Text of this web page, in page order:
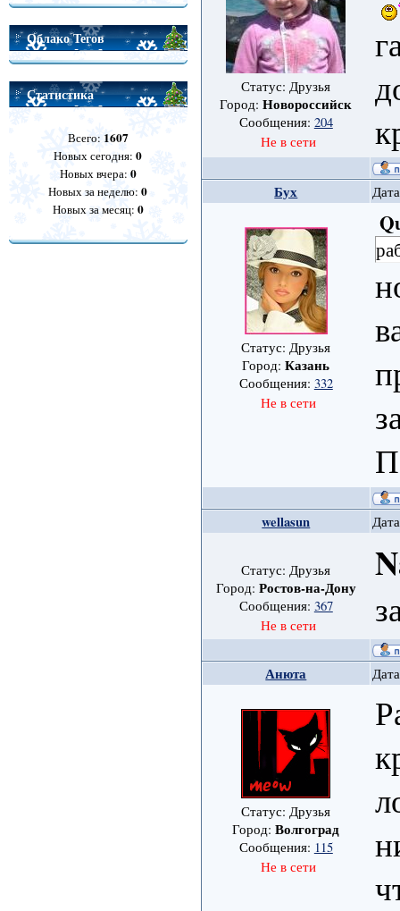
Облако Тегов
Статистика
Всего: 1607
Новых сегодня:0
Новых вчера: 0
Новых за неделю:0
Новых за месяц: 0
Статус: Друзья
Город:Новороссийск
Сообщения: 204
Не в сети
Бух
Статус: Друзья
Город:Казань
Сообщения: 332
Не в сети
wellasun
Статус: Друзья
Город: Ростов-на-Дону
Сообщения: 367
Не в сети
Анюта
Статус: Друзья
Город:Волгоград
Сообщения: 115
Не в сети